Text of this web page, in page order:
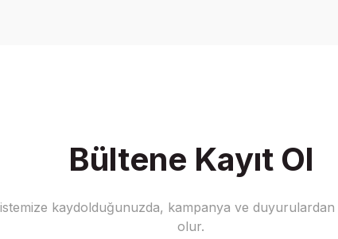
Gönder
Bültene Kayıt Ol
kaydolduğunuzda, kampanya ve
olur.